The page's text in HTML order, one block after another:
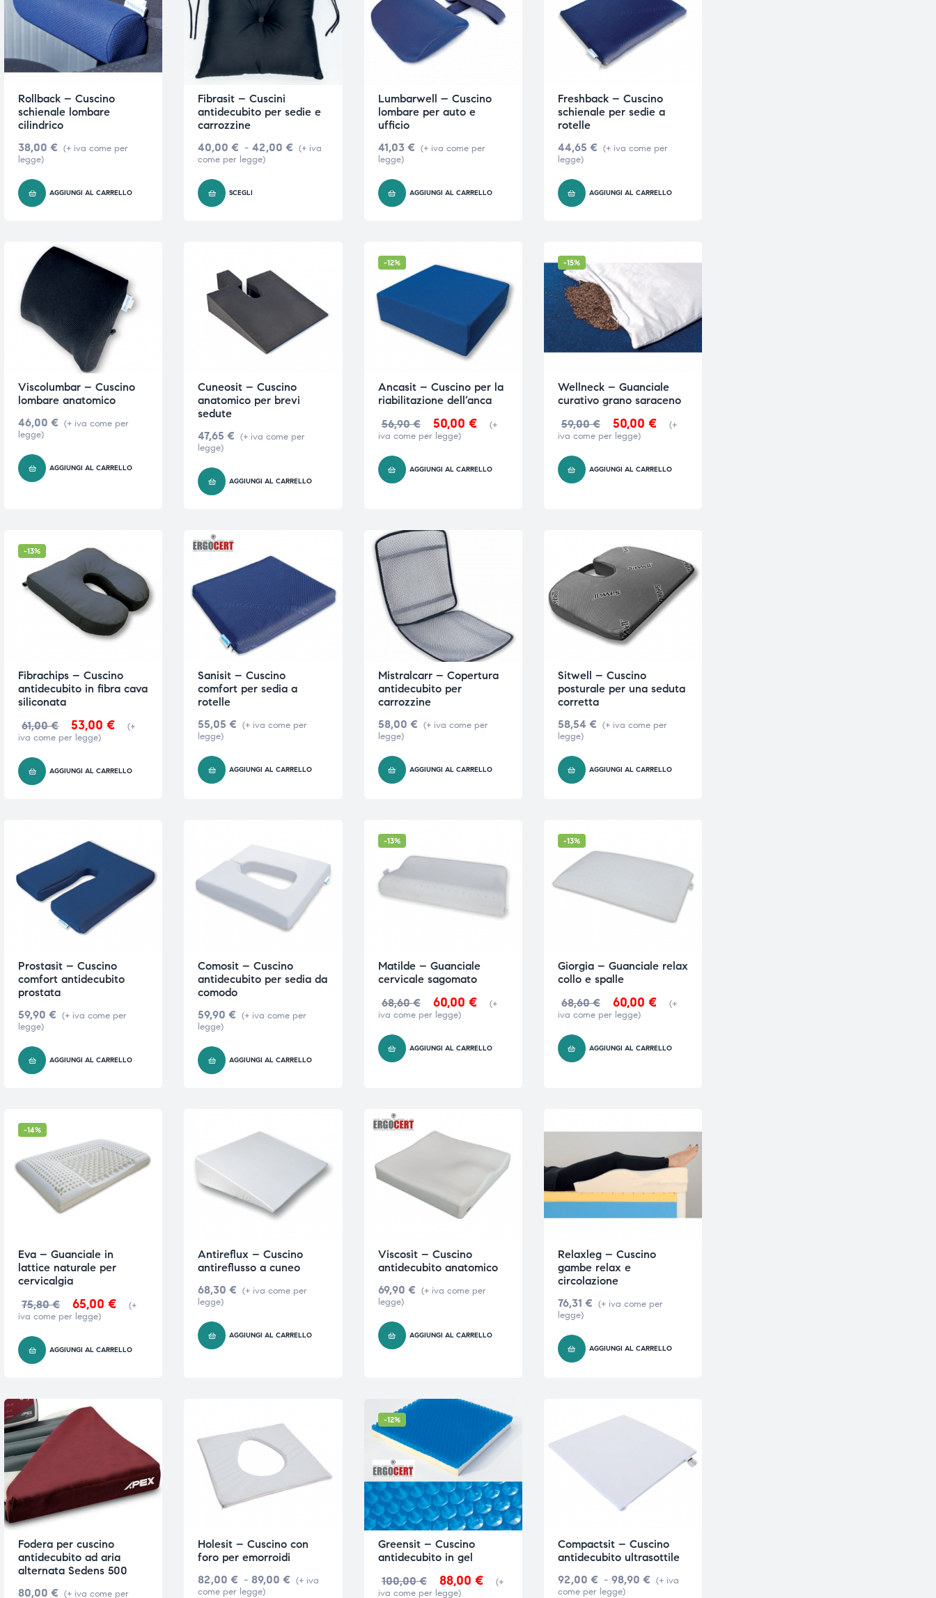
Rollback – Cuscino
schienale lombare
cilindrico
38,00 € (+ iva come per
legge)
AGGIUNGI AL CARRELLO
Fibrasit – Cuscini
antidecubito per sedie e
carrozzine
40,00€ - 42,00€ (+ iva
come per legge)
SCEGLI
Lumbarwell – Cuscino
lombare per auto e
ufficio
41,03 € (+ iva come per
legge)
AGGIUNGI AL CARRELLO
Freshback – Cuscino
schienale per sedie a
rotelle
44,65 € (+ iva come per
legge)
AGGIUNGI AL CARRELLO
Viscolumbar – Cuscino
lombare anatomico
46,00 € (+ iva come per
legge)
AGGIUNGI AL CARRELLO
Cuneosit – Cuscino
anatomico per brevi
sedute
47,65€ (+ iva come per
legge)
AGGIUNGI AL CARRELLO
-12%
Ancasit – Cuscino per la
riabilitazione dell’anca
56,90€ 50,00 €
(+
iva come per legge)
AGGIUNGI AL CARRELLO
-15%
Wellneck – Guanciale
curativo grano saraceno
59,00€ 50,00 €
(+
iva come per legge)
AGGIUNGI AL CARRELLO
-13%
Fibrachips – Cuscino
antidecubito in fibra cava
siliconata
61,00€ 53,00€
(+
iva come per legge)
AGGIUNGI AL CARRELLO
Sanisit – Cuscino
comfort per sedia a
rotelle
55,05€ (+ iva come per
legge)
AGGIUNGI AL CARRELLO
Mistralcarr – Copertura
antidecubito per
carrozzine
58,00 € (+ iva come per
legge)
AGGIUNGI AL CARRELLO
Sitwell – Cuscino
posturale per una seduta
corretta
58,54 € (+ iva come per
legge)
AGGIUNGI AL CARRELLO
Prostasit – Cuscino
comfort antidecubito
prostata
59,90 € (+ iva come per
legge)
AGGIUNGI AL CARRELLO
Comosit – Cuscino
antidecubito per sedia da
comodo
59,90€ (+ iva come per
legge)
AGGIUNGI AL CARRELLO
-13%
Matilde – Guanciale
cervicale sagomato
68,60€ 60,00 €
(+
iva come per legge)
AGGIUNGI AL CARRELLO
-13%
Giorgia – Guanciale relax
collo e spalle
68,60€ 60,00 €
(+
iva come per legge)
AGGIUNGI AL CARRELLO
-14%
Eva – Guanciale in
lattice naturale per
cervicalgia
75,80€ 65,00€
(+
iva come per legge)
AGGIUNGI AL CARRELLO
Antireflux – Cuscino
antireflusso a cuneo
68,30€ (+ iva come per
legge)
AGGIUNGI AL CARRELLO
Viscosit – Cuscino
antidecubito anatomico
69,90 € (+ iva come per
legge)
AGGIUNGI AL CARRELLO
Relaxleg – Cuscino
gambe relax e
circolazione
76,31 € (+ iva come per
legge)
AGGIUNGI AL CARRELLO
Fodera per cuscino
antidecubito ad aria
alternata Sedens 500
80,00 € (+ iva come per
Holesit – Cuscino con
foro per emorroidi
82,00€ - 89,00€ (+ iva
come per legge)
-12%
Greensit – Cuscino
antidecubito in gel
100,00€ 88,00 €
(+
iva come per legge)
Compactsit – Cuscino
antidecubito ultrasottile
92,00 € - 98,90 € (+ iva
come per legge)